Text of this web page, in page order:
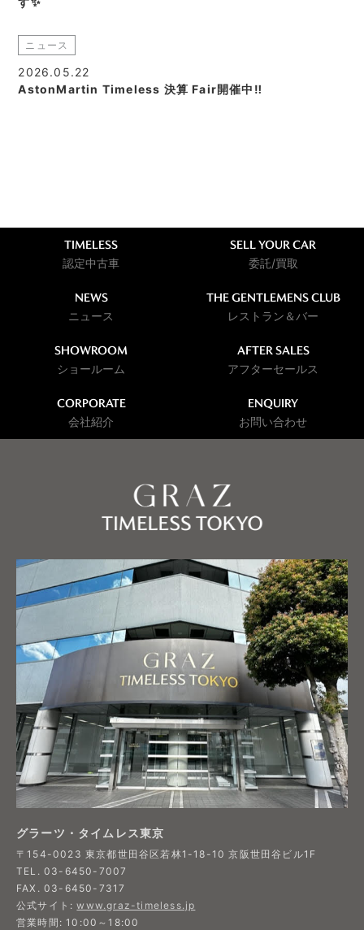
ニュース
2026.05.22
AstonMartin Timeless 決算 Fair開催中‼
TIMELESS
認定中古車
SELL YOUR CAR
委託/買取
NEWS
ニュース
THE GENTLEMENS CLUB
レストラン＆バー
SHOWROOM
ショールーム
AFTER SALES
アフターセールス
CORPORATE
会社紹介
ENQUIRY
お問い合わせ
グラーツ・タイムレス東京
〒154-0023 東京都世田谷区若林1-18-10 京阪世田谷ビル1F​
TEL. 03-6450-7007
FAX. 03-6450-7317​
公式サイト:www.graz-timeless.jp​
営業時間: 10:00～18:00